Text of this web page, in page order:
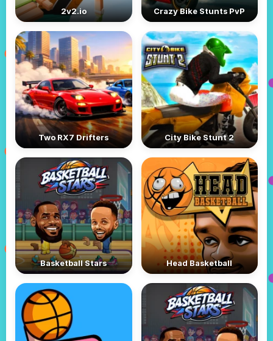
2v2.io Crazy Bike Stunts PvP
Two RX7 Drifters City Bike Stunt 2
Basketball Stars Head Basketball